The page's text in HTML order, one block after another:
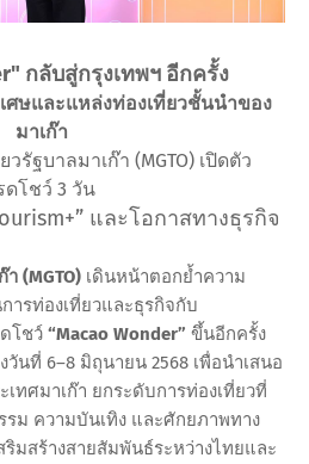
กลับสู่กรุงเทพฯ อีกครั้ง
ษและแหล่งท่องเที่ยวชั้นนำของ
มาเก๊า
รัฐบาลมาเก๊า (MGTO) เปิดตัว
ดโชว์ 3 วัน
และโอกาสทางธุรกิจ
(MGTO) เดินหน้าตอกย้ำความ
ารท่องเที่ยวและธุรกิจกับ
โชว์ “Macao Wonder” ขึ้นอีกครั้ง
นที่ 6–8 มิถุนายน 2568 เพื่อนำเสนอ
ทศมาเก๊า ยกระดับการท่องเที่ยวที่
ม ความบันเทิง และศักยภาพทาง
ริมสร้างสายสัมพันธ์ระหว่างไทยและ